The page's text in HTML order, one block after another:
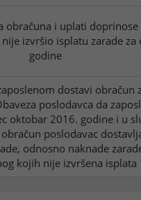
obračuna i uplati doprinose
izvršio isplatu zarade za
godine
dostavi obračun
poslodavca da
oktobar 2016. godine i u
poslodavac
odnosno naknade
kojih nije izvršena isplata